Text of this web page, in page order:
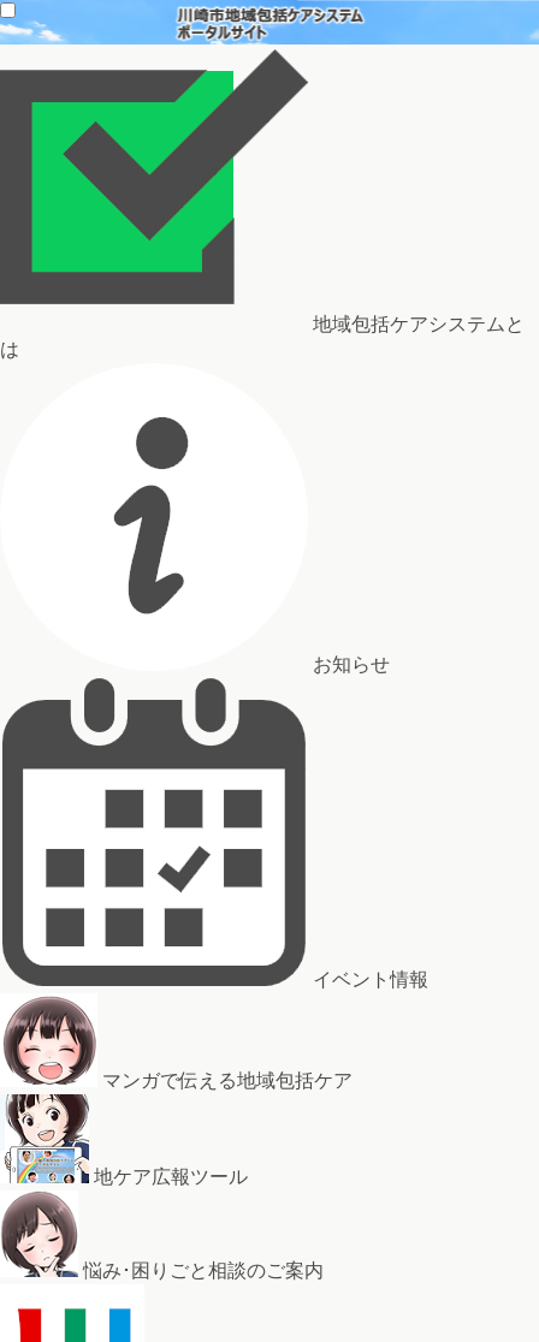
地域包括ケアシステムと
は
お知らせ
イベント情報
マンガで伝える地域包括ケア
地ケア広報ツール
悩み･困りごと相談のご案内